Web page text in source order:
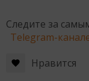
Следите за
Telegram-
Нравится